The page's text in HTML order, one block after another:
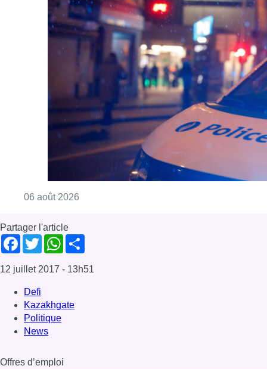
06 août 2026
Partager l'article
Facebook
TwitterWhatsApp
12 juillet 2017 - 13h51
Defi
Kazakhgate
Politique
News
Offres d’emploi